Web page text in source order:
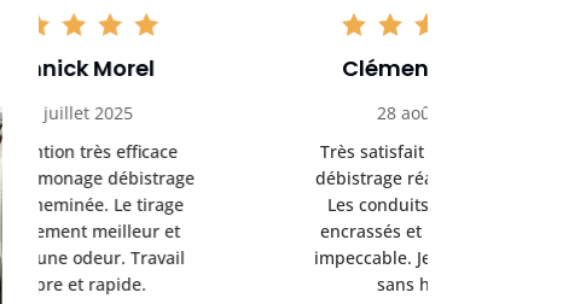
Clément Girard
Très satisfait du ramonage
débistrage réalisé chez moi.
Les conduits étaient bien
encrassés et le résultat est
impeccable. Je recommande